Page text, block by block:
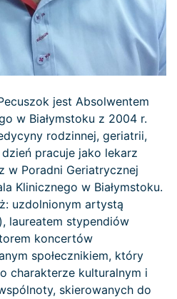
jest Absolwentem
w Białymstoku z 2004 r.
rodzinnej, geriatrii,
pracuje jako lekarz
w Poradni Geriatrycznej
Klinicznego w Białymstoku.
uzdolnionym artystą
laureatem stypendiów
koncertów
społecznikiem, który
charakterze kulturalnym i
skierowanych do